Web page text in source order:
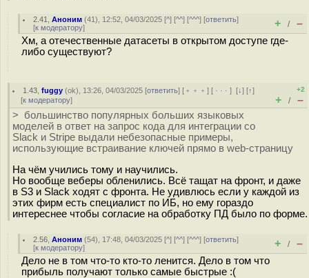
2.41 ,Аноним (41), 12:52, 04/03/2025 [^] [^^] [^^^] [ответить]
[к модератору] + / –
Хм, а отечественные датасеты в открытом доступе где-
либо существуют?
1.43 ,fuggy (ok), 13:26, 04/03/2025 [ответить] [ ﹢﹢﹢] [ · · ·][↓] [↑]
[к модератору]
+2
+ / –
> большинство популярных больших языковых
моделей в ответ на запрос кода для интеграции со
Slack и Stripe выдали небезопасные примеры,
использующие встраивание ключей прямо в web-страницу
На чём учились тому и научились.
Но вообще веберы обленились. Всё тащат на фронт, и даже
в S3 и Slack ходят с фронта. Не удивлюсь если у каждой из
этих фирм есть специалист по ИБ, но ему гораздо
интереснее чтобы согласие на обработку ПД было по форме.
2.56 ,Аноним (54), 17:48, 04/03/2025 [^] [^^] [^^^] [ответить]
[к модератору] + / –
Дело не в том что-то кто-то ленится. Дело в том что
прибыль получают только самые быстрые :(